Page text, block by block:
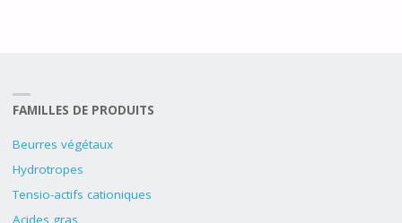
FAMILLES DE PRODUITS
Beurres végétaux
Hydrotropes
Tensio-actifs cationiques
Acides gras